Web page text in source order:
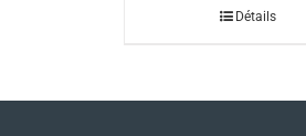
Détails